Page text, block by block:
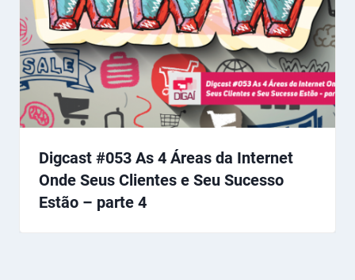
Digcast #053 As 4 Áreas da Internet
Onde Seus Clientes e Seu Sucesso
Estão – parte 4